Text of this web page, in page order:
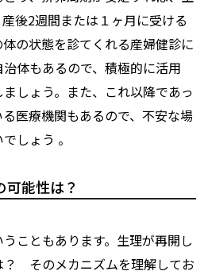
後2週間または１ヶ月に受ける
の状態を診てくれる産婦健診に
体もあるので、積極的に活用
しょう。また、これ以降であっ
医療機関もあるので、不安な場
しょう 。
能性は？
こともあります。生理が再開し
？ そのメカニズムを理解してお